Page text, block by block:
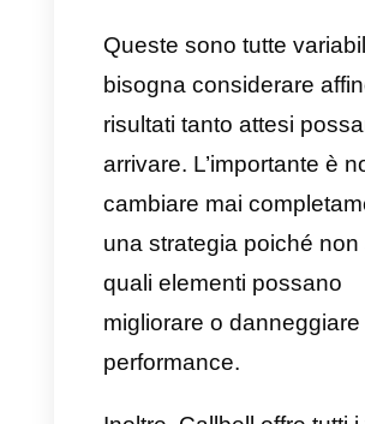
messaggio
Grazie all’ausilio
Callbell, potrai
messaggi
personalizzati; ad
chiamando
nome.